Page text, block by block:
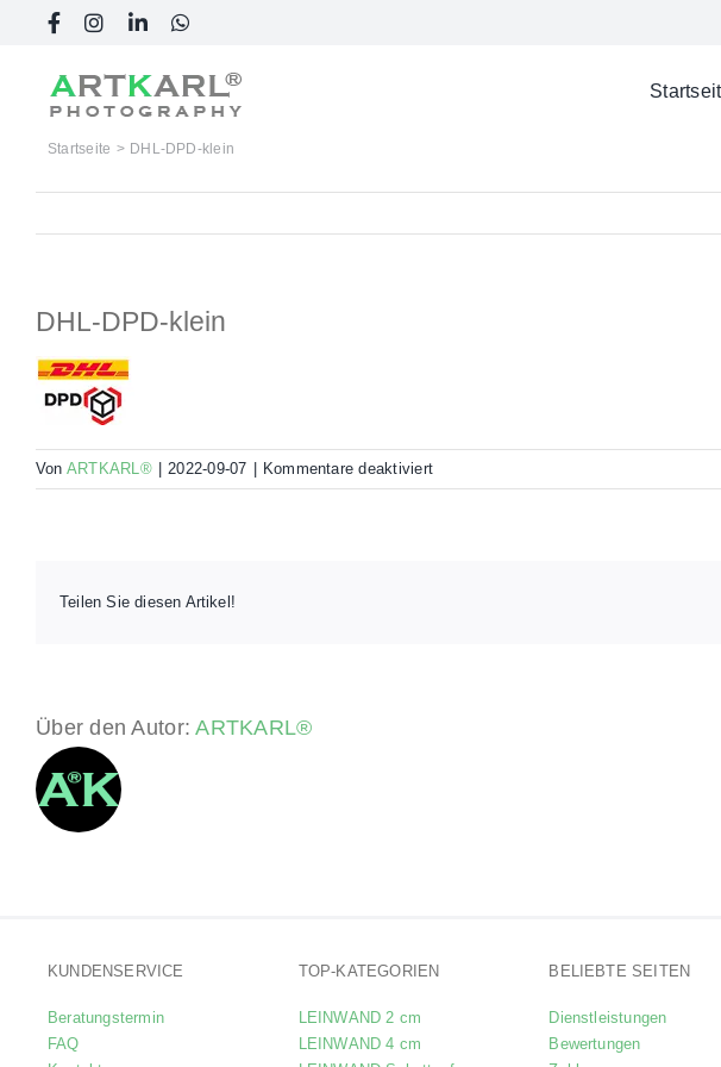
content
FacebookInstagram
LinkedInWhatsApp
Startseite DHL-DPD-klein
DHL-DPD-klein
Von ARTKARL® 2022-09-07 Kommentare deaktiviertfür
DHL-
Teilen Sie diesen Artikel!
Über den Autor:ARTKARL®
KUNDENSERVICE
Beratungstermin
FAQ
TOP-KATEGORIEN
LEINWAND 2 cm
LEINWAND 4 cm
BELIEBTE SEITEN
Dienstleistungen
Bewertungen